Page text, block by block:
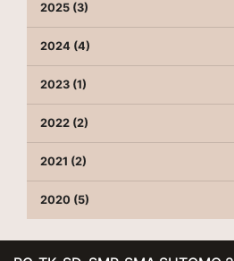
2025 (3)
2024 (4)
2023 (1)
2022 (2)
2021 (2)
2020 (5)